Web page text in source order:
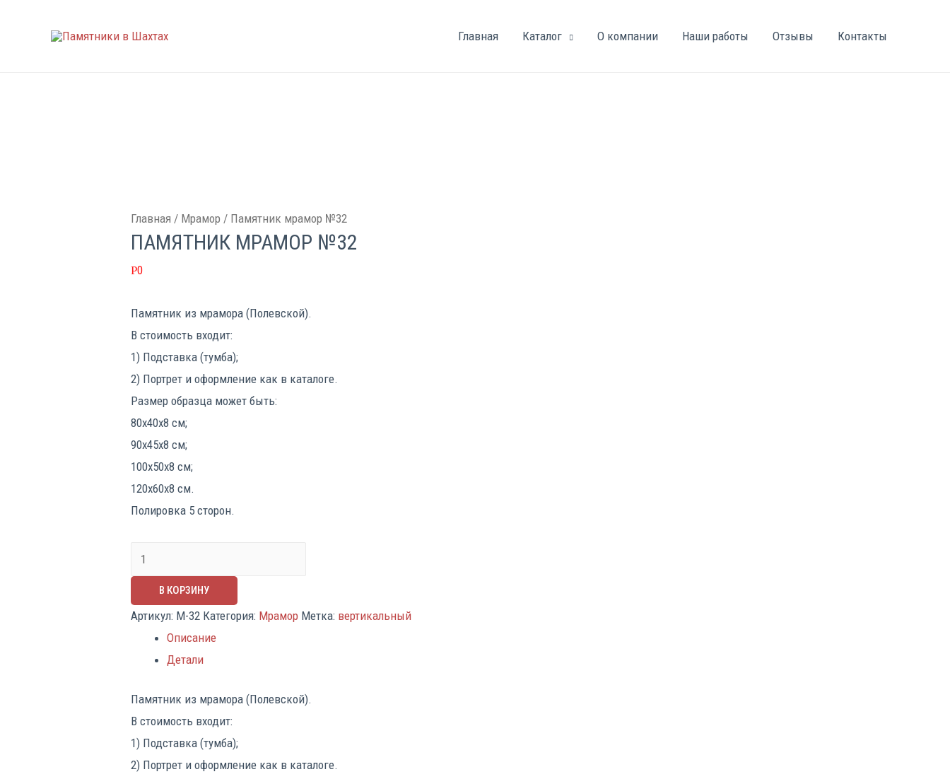
Главная Каталог О компании Наши работы Отзывы Контакты
Главная / Мрамор / Памятник мрамор №32
ПАМЯТНИК МРАМОР №32
Р0
Памятник из мрамора (Полевской).
В стоимость входит:
1) Подставка (тумба);
2) Портрет и оформление как в каталоге.
Размер образца может быть:
80х40х8 см;
90х45х8 см;
100х50х8 см;
120х60х8 см.
Полировка 5 сторон.
Количество
Памятник
мрамор
№32
В КОРЗИНУ
Артикул: М-32 Категория: Мрамор Метка: вертикальный
Описание
Детали
Памятник из мрамора (Полевской).
В стоимость входит:
1) Подставка (тумба);
2) Портрет и оформление как в каталоге.